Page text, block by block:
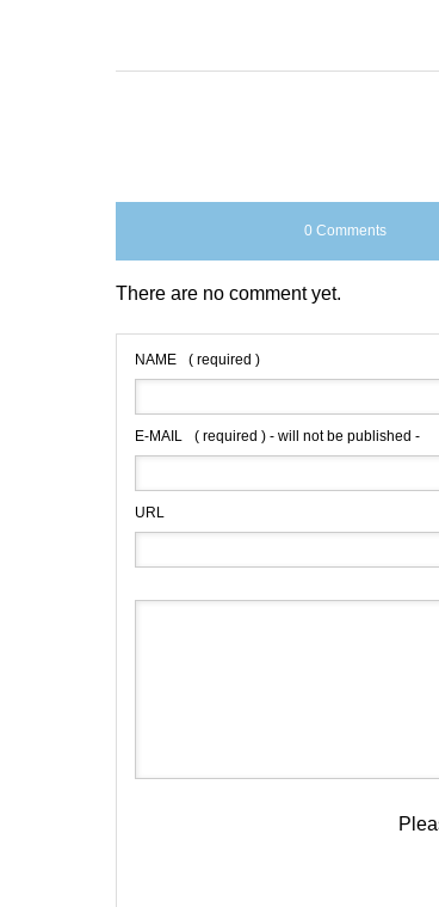
0 Comments
There are no comment yet.
NAME ( required )
E-MAIL ( required ) - will not be published -
URL